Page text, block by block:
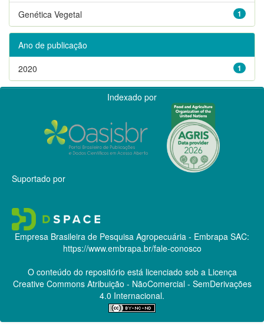
1
Genética Vegetal
Ano de publicação
1
2020
Indexado por
Suportado por
Empresa Brasileira de Pesquisa Agropecuária - Embrapa SAC:
https://www.embrapa.br/fale-conosco
O conteúdo do repositório está licenciado sob a Licença
Creative CommonsAtribuição - NãoComercial - SemDerivações
4.0 Internacional.